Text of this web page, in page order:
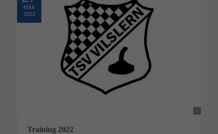
MÄR
2022
Training 2022